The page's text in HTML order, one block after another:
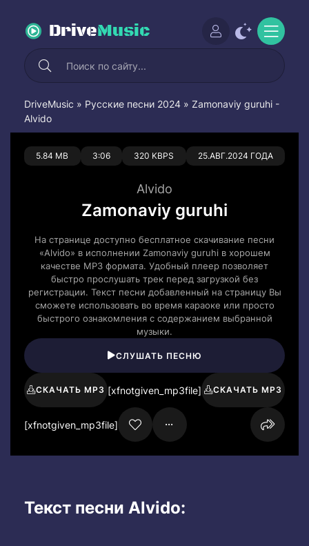
DriveMusic
DriveMusic » Русские песни 2024 » Zamonaviy guruhi -
Alvido
5.84 MB 3:06 320 KBPS 25.АВГ.2024 ГОДА
0 0
Alvido
Zamonaviy guruhi
На странице доступно бесплатное скачивание песни
«Alvido» в исполнении Zamonaviy guruhi в хорошем
качестве MP3 формата. Удобный плеер позволяет
быстро прослушать трек перед загрузкой без
регистрации. Текст песни добавленный на страницу Вы
сможете использовать во время караоке или просто
быстрого ознакомления с содержанием выбранной
музыки.
СЛУШАТЬ ПЕСНЮ
СКАЧАТЬ MP3 [xfnotgiven_mp3file] СКАЧАТЬ MP3
[xfnotgiven_mp3file]
Текст песни Alvido: